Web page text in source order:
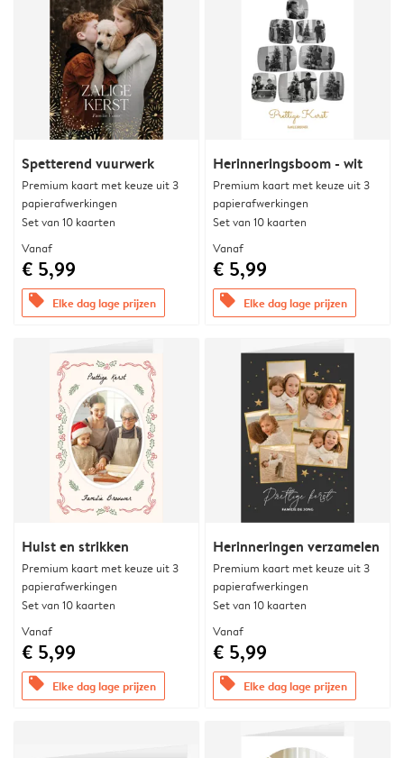
Spetterend vuurwerk
Premium kaart met keuze uit 3
papierafwerkingen
Set van 10 kaarten
Vanaf
€ 5,99
offers Elke dag lage prijzen
Herinneringsboom - wit
Premium kaart met keuze uit 3
papierafwerkingen
Set van 10 kaarten
Vanaf
€ 5,99
offers Elke dag lage prijzen
Hulst en strikken
Premium kaart met keuze uit 3
papierafwerkingen
Set van 10 kaarten
Vanaf
€ 5,99
offers Elke dag lage prijzen
Herinneringen verzamelen
Premium kaart met keuze uit 3
papierafwerkingen
Set van 10 kaarten
Vanaf
€ 5,99
offers Elke dag lage prijzen